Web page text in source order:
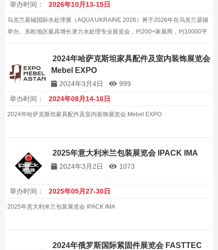
举办时间：
2026年10月13-15日
乌克兰基辅国际水处理展（AQUA UKRAINE 2026）将于2026年在乌克兰基辅
举办。东欧地区最具增长潜力水处理专业展览会，约200+家展商，约10000平
方米。
2024年哈萨克斯坦家具配件及室内装饰展览会
Mebel EXPO
2024年3月4日
999
举办时间：
2024年08月14-16日
2024年哈萨克斯坦家具配件及室内装饰展览会 Mebel EXPO
2025年意大利米兰包装展览会 IPACK IMA
2024年3月2日 1073
举办时间： 2025年05月27-30日
2025年意大利米兰包装展览会 IPACK IMA
2024年俄罗斯国际紧固件展览会 FASTTEC